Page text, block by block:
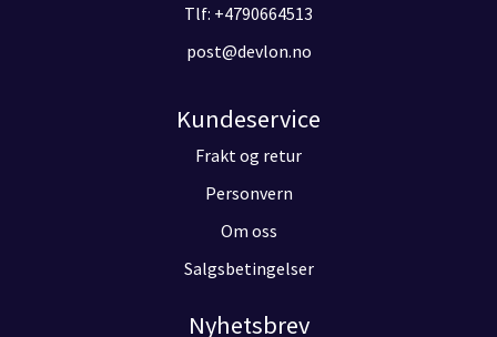
Tlf: +4790664513
post@devlon.no
Kundeservice
Frakt og retur
Personvern
Om oss
Salgsbetingelser
Nyhetsbrev